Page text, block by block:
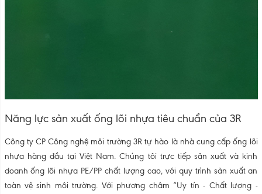
Năng lực sản xuất ống lõi nhựa tiêu chuẩn của 3R
Công ty CP Công nghệ môi trường 3R tự hào là nhà cung cấp ống lõi
nhựa hàng đầu tại Việt Nam. Chúng tôi trực tiếp sản xuất và kinh
doanh ống lõi nhựa PE/PP chất lượng cao, với quy trình sản xuất an
toàn vệ sinh môi trường. Với phương châm “Uy tín - Chất lượng -